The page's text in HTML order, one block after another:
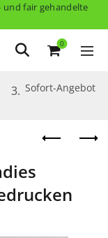
und fair gehandelte
0
3. Sofort-Angebot